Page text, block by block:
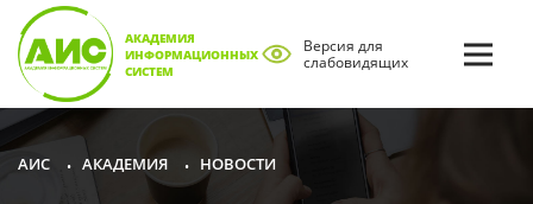
АКАДЕМИЯ
ИНФОРМАЦИОННЫХ
СИСТЕМ
Версия для
слабовидящих
АИС • АКАДЕМИЯ • НОВОСТИ